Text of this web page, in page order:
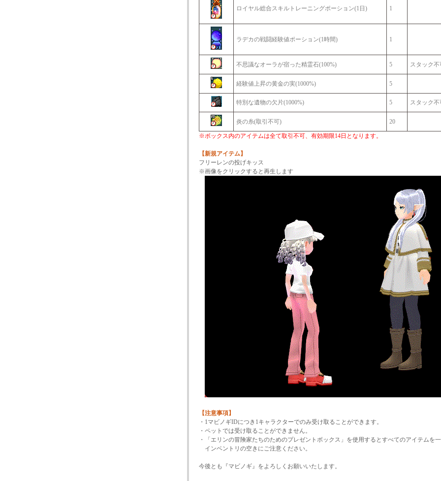
ロイヤル総合スキルトレーニングポーション(1日) 1
ラデカの戦闘経験値ポーション(1時間) 1
不思議なオーラが宿った精霊石(100%) 5 スタック不
経験値上昇の黄金の実(1000%) 5
特別な遺物の欠片(1000%) 5 スタック不
炎の糸(取引不可) 20
※ボックス内のアイテムは全て取引不可、有効期限14日となります。
【新規アイテム】
フリーレンの投げキッス
※画像をクリックすると再生します
【注意事項】
・1マビノギIDにつき1キャラクターでのみ受け取ることができます。
・ペットでは受け取ることができません。
・「エリンの冒険家たちのためのプレゼントボックス」を使用するとすべてのアイテムを
インベントリの空きにご注意ください。
今後とも『マビノギ』をよろしくお願いいたします。